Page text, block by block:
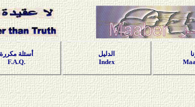
أسئلة مكررة
F.A.Q.
الدليل
Index